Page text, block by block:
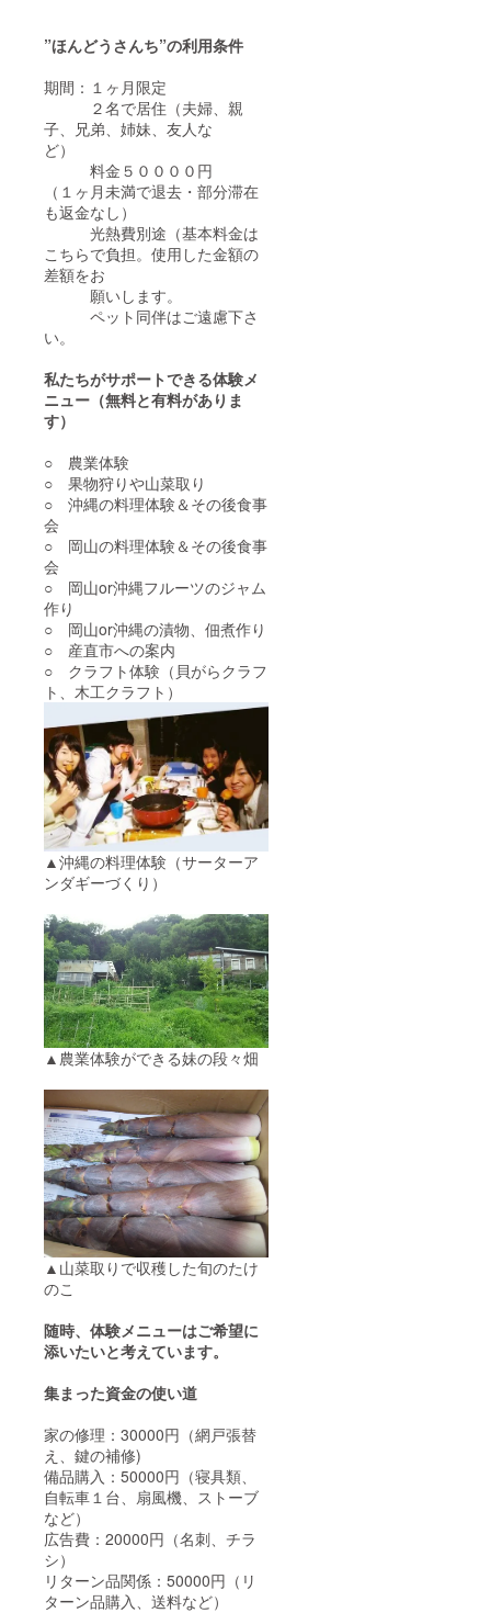
”ほんどうさんち”の利用条件
期間：１ヶ月限定
２名で居住（夫婦、親
子、兄弟、姉妹、友人な
ど）
料金５００００円
（１ヶ月未満で退去・部分滞在
も返金なし）
光熱費別途（基本料金は
こちらで負担。使用した金額の
差額をお
願いします。
ペット同伴はご遠慮下さ
い。
私たちがサポートできる体験メ
ニュー（無料と有料がありま
す）
○ 農業体験
○ 果物狩りや山菜取り
○ 沖縄の料理体験＆その後食事
会
○ 岡山の料理体験＆その後食事
会
○ 岡山or沖縄フルーツのジャム
作り
○ 岡山or沖縄の漬物、佃煮作り
○ 産直市への案内
○ クラフト体験（貝がらクラフ
ト、木工クラフト）
▲沖縄の料理体験（サーターア
ンダギーづくり）
▲農業体験ができる妹の段々畑
▲山菜取りで収穫した旬のたけ
のこ
随時、体験メニューはご希望に
添いたいと考えています。
集まった資金の使い道
家の修理：30000円（網戸張替
え、鍵の補修)
備品購入：50000円（寝具類、
自転車１台、扇風機、ストーブ
など）
広告費：20000円（名刺、チラ
シ）
リターン品関係：50000円（リ
ターン品購入、送料など）